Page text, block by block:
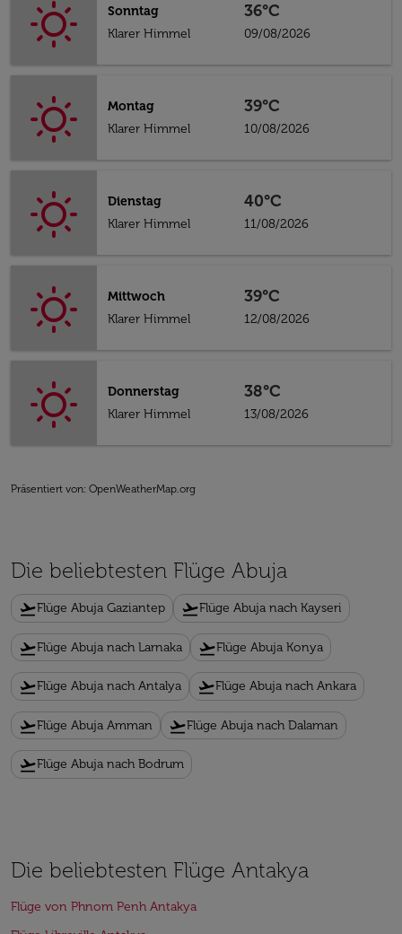
Sonntag
Klarer Himmel
36°C
09/08/2026
Montag
Klarer Himmel
39°C
10/08/2026
Dienstag
Klarer Himmel
40°C
11/08/2026
Mittwoch
Klarer Himmel
39°C
12/08/2026
Donnerstag
Klarer Himmel
38°C
13/08/2026
Präsentiert von: OpenWeatherMap.org
Die beliebtesten Flüge Abuja
flight_takeoffFlüge Abuja Gaziantep flight_takeoffFlüge Abuja nach Kayseri
flight_takeoffFlüge Abuja nach Larnaka flight_takeoffFlüge Abuja Konya
flight_takeoffFlüge Abuja nach Antalya flight_takeoffFlüge Abuja nach Ankara
flight_takeoffFlüge Abuja Amman flight_takeoffFlüge Abuja nach Dalaman
flight_takeoffFlüge Abuja nach Bodrum
Die beliebtesten Flüge Antakya
Flüge von Phnom Penh Antakya